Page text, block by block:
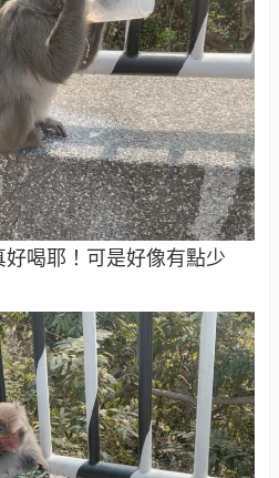
喝耶！可是好像有點少